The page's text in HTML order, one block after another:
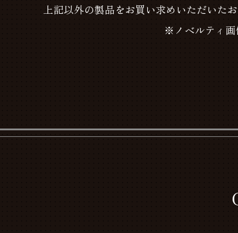
上記以外の製品をお買い求めいただいた
※ノベルティ画